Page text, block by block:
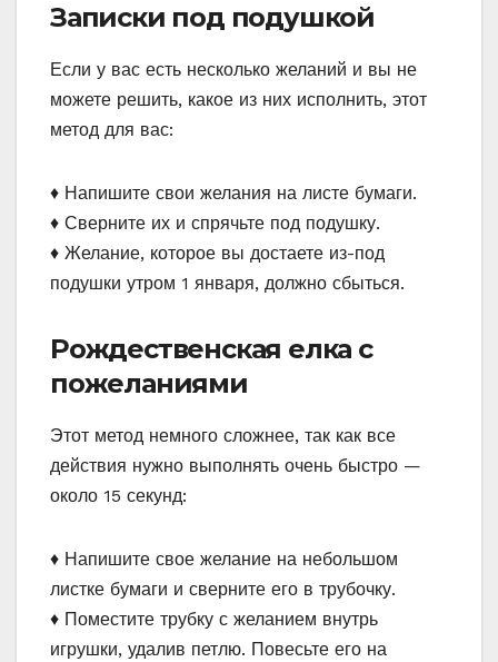
Записки под подушкой
Если у вас есть несколько желаний и вы не
можете решить, какое из них исполнить, этот
метод для вас:
♦ Напишите свои желания на листе бумаги.
♦ Сверните их и спрячьте под подушку.
♦ Желание, которое вы достаете из-под
подушки утром 1 января, должно сбыться.
Рождественская елка с
пожеланиями
Этот метод немного сложнее, так как все
действия нужно выполнять очень быстро —
около 15 секунд:
♦ Напишите свое желание на небольшом
листке бумаги и сверните его в трубочку.
♦ Поместите трубку с желанием внутрь
игрушки, удалив петлю. Повесьте его на